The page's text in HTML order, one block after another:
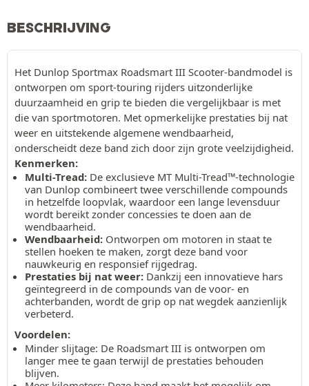
BESCHRIJVING
Het Dunlop Sportmax Roadsmart III Scooter-bandmodel is
ontworpen om sport-touring rijders uitzonderlijke
duurzaamheid en grip te bieden die vergelijkbaar is met
die van sportmotoren. Met opmerkelijke prestaties bij nat
weer en uitstekende algemene wendbaarheid,
onderscheidt deze band zich door zijn grote veelzijdigheid.
Kenmerken:
Multi-Tread: De exclusieve MT Multi-Tread™-technologie
van Dunlop combineert twee verschillende compounds
in hetzelfde loopvlak, waardoor een lange levensduur
wordt bereikt zonder concessies te doen aan de
wendbaarheid.
Wendbaarheid: Ontworpen om motoren in staat te
stellen hoeken te maken, zorgt deze band voor
nauwkeurig en responsief rijgedrag.
Prestaties bij nat weer: Dankzij een innovatieve hars
geïntegreerd in de compounds van de voor- en
achterbanden, wordt de grip op nat wegdek aanzienlijk
verbeterd.
Voordelen:
Minder slijtage: De Roadsmart III is ontworpen om
langer mee te gaan terwijl de prestaties behouden
blijven.